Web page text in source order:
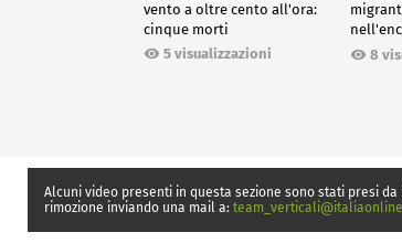
vento a oltre cento all'ora:
cinque morti
5 visualizzazioni
Ceuta
8
Alcuni video presenti in questa sezione sono stati presi
rimozione inviando una mail a: